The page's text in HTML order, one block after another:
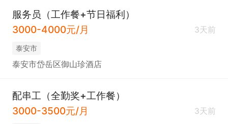
服务员（工作餐+节日福利）
3000-4000元/月
3天前
泰安市
泰安市岱岳区御山珍酒店
配串工（全勤奖+工作餐）
3000-3500元/月
3天前